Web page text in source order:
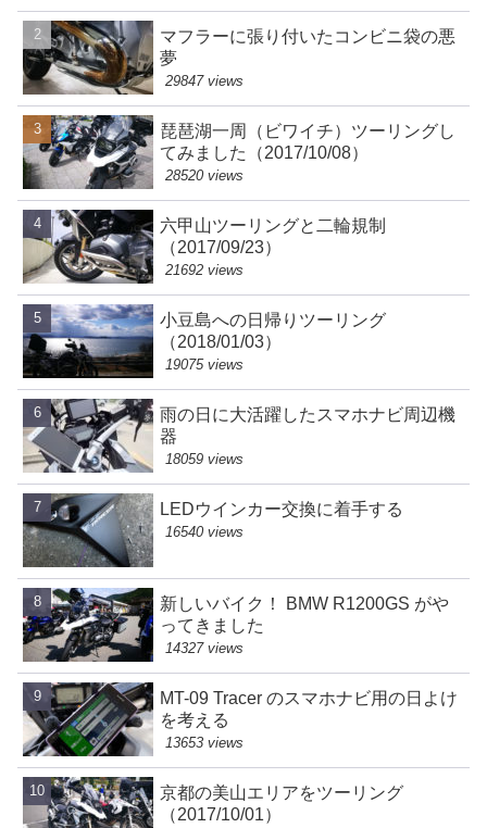
マフラーに張り付いたコンビニ袋の悪
夢
29847 views
琵琶湖一周（ビワイチ）ツーリングし
てみました（2017/10/08）
28520 views
六甲山ツーリングと二輪規制
（2017/09/23）
21692 views
小豆島への日帰りツーリング
（2018/01/03）
19075 views
雨の日に大活躍したスマホナビ周辺機
器
18059 views
LEDウインカー交換に着手する
16540 views
新しいバイク！ BMW R1200GS がや
ってきました
14327 views
MT-09 Tracer のスマホナビ用の日よけ
を考える
13653 views
京都の美山エリアをツーリング
（2017/10/01）